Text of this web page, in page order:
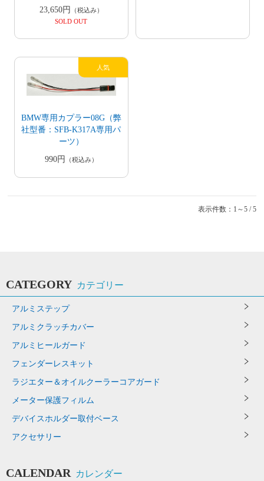
23,650円
（税込み）
SOLD OUT
BMW専用カプラー08G（弊
社型番：SFB-K317A専用パ
ーツ）
990円
（税込み）
表示件数：1～5 / 5
CATEGORY カテゴリー
アルミステップ
アルミクラッチカバー
アルミヒールガード
フェンダーレスキット
ラジエター＆オイルクーラーコアガード
メーター保護フィルム
デバイスホルダー取付ベース
アクセサリー
CALENDAR カレンダー